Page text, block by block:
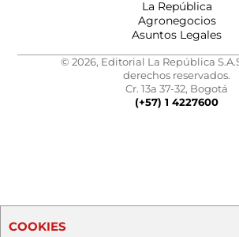
La República
Agronegocios
Asuntos Legales
© 2026, Editorial La República
derechos reservados.
Cr. 13a 37-32, Bogotá
(+57) 1 4227600
COOKIES